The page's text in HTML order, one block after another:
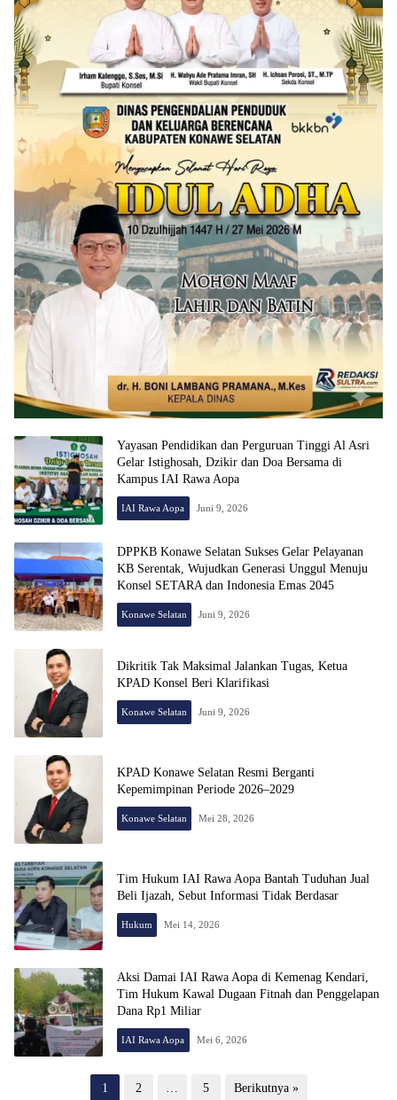
Yayasan Pendidikan dan Perguruan Tinggi Al Asri
Gelar Istighosah, Dzikir dan Doa Bersama di
Kampus IAI Rawa Aopa
IAI Rawa Aopa Juni 9, 2026
DPPKB Konawe Selatan Sukses Gelar Pelayanan
KB Serentak, Wujudkan Generasi Unggul Menuju
Konsel SETARA dan Indonesia Emas 2045
Konawe Selatan Juni 9, 2026
Dikritik Tak Maksimal Jalankan Tugas, Ketua
KPAD Konsel Beri Klarifikasi
Konawe Selatan Juni 9, 2026
KPAD Konawe Selatan Resmi Berganti
Kepemimpinan Periode 2026–2029
Konawe Selatan Mei 28, 2026
Tim Hukum IAI Rawa Aopa Bantah Tuduhan Jual
Beli Ijazah, Sebut Informasi Tidak Berdasar
Hukum Mei 14, 2026
Aksi Damai IAI Rawa Aopa di Kemenag Kendari,
Tim Hukum Kawal Dugaan Fitnah dan Penggelapan
Dana Rp1 Miliar
IAI Rawa Aopa Mei 6, 2026
1 2 … 5 Berikutnya »